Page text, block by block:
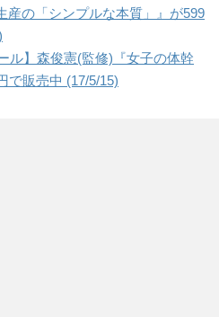
産の「シンプルな本質」』が599
ル】森俊憲(監修)『女子の体幹
で販売中 (17/5/15)